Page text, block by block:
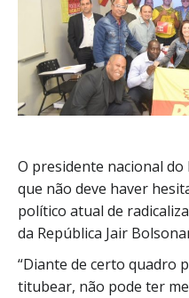
O presidente nacional do
que não deve haver
político atual de
da República Jair
“Diante de certo quadro
titubear, não pode ter